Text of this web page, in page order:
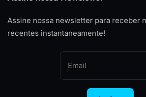
Assine nossa newsletter para receber
recentes instantaneamente!